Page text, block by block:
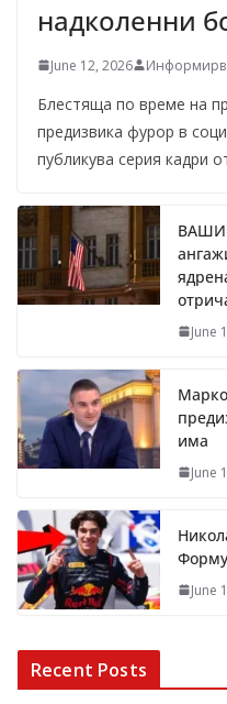
надколенни
June 12, 2026
Блестяща по време на
предизвика фурор в
публикува серия кадри
June
има
June
June
Recent Posts